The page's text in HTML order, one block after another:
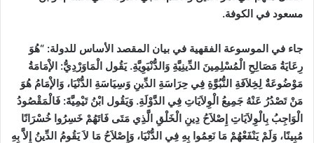
مسعود في الكوفة.
جاء في الموسوعة الفقهية في بيان المقصد الأساس للدولة: “هُوَ
رِعَايَةُ مَصَالِحِ الْمُسْلِمِينَ الدِّينِيَّةِ وَالدُّنْيَوِيَّةِ. يَقُول الْمَاوَرْدِيُّ: الإْمَامَةُ
مَوْضُوعَةٌ لِخِلاَفَةِ النُّبُوَّةِ فِي حِرَاسَةِ الدِّينِ وَسِيَاسَةِ الدُّنْيَا، وَالإْمَامُ هُوَ
مَنْ تَصْدُرُ عَنْهُ جَمِيعُ الْوِلاَيَاتِ فِي الدَّوْلَةِ. وَيَقُول ابْنُ تَيْمِيَّةَ: فَالْمَقْصُودُ
الْوَاجِبُ بِالْوِلاَيَاتِ إِصْلاَحُ دِينِ الْخَلْقِ الَّذِي مَتَى فَاتَهُمْ خَسِرُوا خُسْرَانًا
مُبِينًا، وَلَمْ يَنْفَعْهُمْ مَا نَعِمُوا بِهِ فِي الدُّنْيَا، وَإِصْلاَحُ مَا لاَ يَقُومُ الدِّينُ إِلاَّ بِهِ